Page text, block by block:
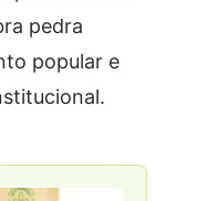
pedra
popular e